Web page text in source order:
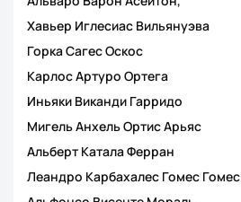
Хавьер Иглесиас Вильянуэва
Горка Сагес Оскос
Карлос Артуро Ортега
Иньяки Виканди Гарридо
Мигель Анхель Ортис Арьяс
Альберт Катала Ферран
Леандро Карбахалес Гомес Гомес